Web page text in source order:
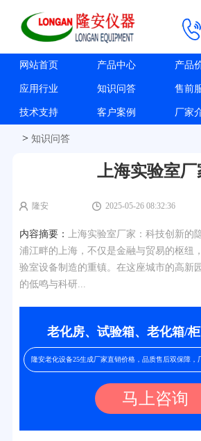
网站首页 产品中心 产品
应用行业 知识问答 售前
技术支持 客户案例 厂家
> 知识问答
上海实验室厂
隆安 2025-05-26 08:32:36
内容摘要： 上海实验室厂家：科技创新的
浦江畔的上海，不仅是金融与贸易的枢纽
验室设备制造的重镇。在这座城市的高新
的低鸣与科研...
老化房、试验箱、老化箱/
隆安老化设备25生成厂家直销价格，品质售后双保障，
马上咨询